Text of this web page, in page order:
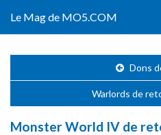
Le Mag de MO5.COM
Dons
Warlords de
Monster World IV de